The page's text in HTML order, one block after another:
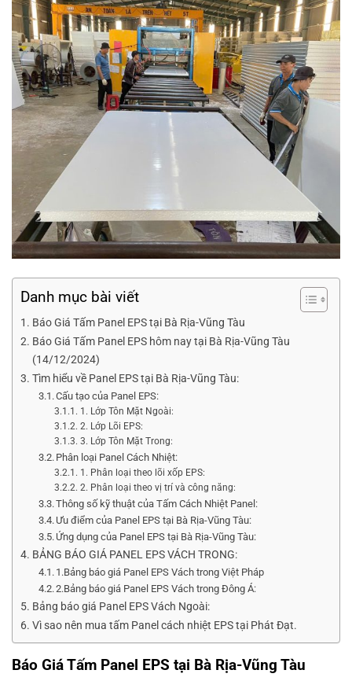
Danh mục bài viết
Báo Giá Tấm Panel EPS tại Bà Rịa-Vũng Tàu
Báo Giá Tấm Panel EPS hôm nay tại Bà Rịa-Vũng Tàu
(14/12/2024)
Tìm hiểu về Panel EPS tại Bà Rịa-Vũng Tàu:
Cấu tạo của Panel EPS:
1. Lớp Tôn Mặt Ngoài:
2. Lớp Lõi EPS:
3. Lớp Tôn Mặt Trong:
Phân loại Panel Cách Nhiệt:
1. Phân loại theo lõi xốp EPS:
2. Phân loại theo vị trí và công năng:
Thông số kỹ thuật của Tấm Cách Nhiệt Panel:
Ưu điểm của Panel EPS tại Bà Rịa-Vũng Tàu:
Ứng dụng của Panel EPS tại Bà Rịa-Vũng Tàu:
BẢNG BÁO GIÁ PANEL EPS VÁCH TRONG:
1.Bảng báo giá Panel EPS Vách trong Việt Pháp
2.Bảng báo giá Panel EPS Vách trong Đông Á:
Bảng báo giá Panel EPS Vách Ngoài:
Vì sao nên mua tấm Panel cách nhiệt EPS tại Phát Đạt.
Báo Giá Tấm Panel EPS tại Bà Rịa-Vũng Tàu